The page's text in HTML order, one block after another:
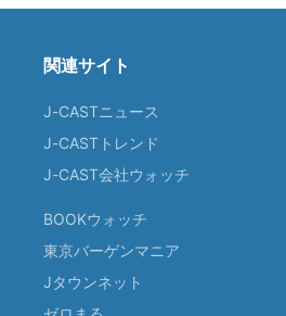
関連サイト
J-CASTニュース
J-CASTトレンド
J-CAST会社ウォッチ
BOOKウォッチ
東京バーゲンマニア
Jタウンネット